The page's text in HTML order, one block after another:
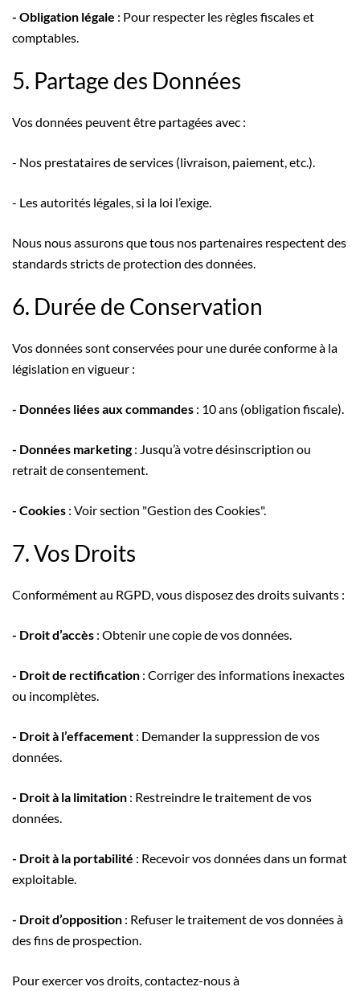
- Obligation légale : Pour respecter les règles fiscales et
comptables.
5. Partage des Données
Vos données peuvent être partagées avec :
- Nos prestataires de services (livraison, paiement, etc.).
- Les autorités légales, si la loi l’exige.
Nous nous assurons que tous nos partenaires respectent des
standards stricts de protection des données.
6. Durée de Conservation
Vos données sont conservées pour une durée conforme à la
législation en vigueur :
- Données liées aux commandes : 10 ans (obligation fiscale).
- Données marketing: Jusqu’à votre désinscription ou
retrait de consentement.
- Cookies : Voir section "Gestion des Cookies".
7. Vos Droits
Conformément au RGPD, vous disposez des droits suivants :
- Droit d’accès : Obtenir une copie de vos données.
- Droit de rectification : Corriger des informations inexactes
ou incomplètes.
- Droit à l’effacement : Demander la suppression de vos
données.
- Droit à la limitation : Restreindre le traitement de vos
données.
- Droit à la portabilité : Recevoir vos données dans un format
exploitable.
- Droit d’opposition : Refuser le traitement de vos données à
des fins de prospection.
Pour exercer vos droits, contactez-nous à